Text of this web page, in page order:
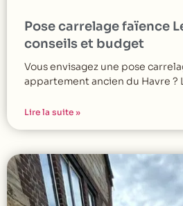
Pose carrelage faïence
conseils et budget
Vous envisagez une pose
appartement ancien du Havre ?
Lire la suite »